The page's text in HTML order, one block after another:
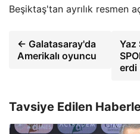
Beşiktaş'tan ayrılık resmen
← Galatasaray'da
Amerikalı oyuncu
Yaz
Tavsiye Edilen